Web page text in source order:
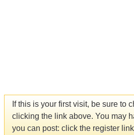
If this is your first visit, be sure to
clicking the link above. You may
you can post: click the register